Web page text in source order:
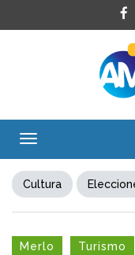
Toggle
Cultura
Merlo Turismo